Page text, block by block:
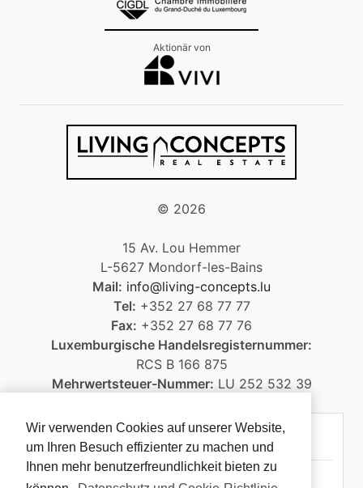
Wir verwenden Cookies auf unserer Website,
um Ihren Besuch effizienter zu machen und
Ihnen mehr benutzerfreundlichkeit bieten zu
Aktionär von
© 2026
15 Av. Lou Hemmer
L-5627 Mondorf-les-Bains
Mail: info@living-concepts.lu
Tel: +352 27 68 77 77
Fax: +352 27 68 77 76
Luxemburgische Handelsregisternummer:
RCS B 166 875
Mehrwertsteuer-Nummer: LU 252 532 39
Rechtlicher Hinweis
Datenschutzrichtlinie